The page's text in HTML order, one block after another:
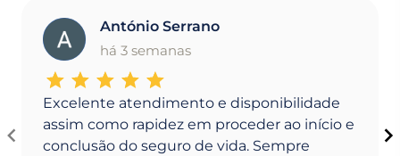
A
António Serrano
há 3 semanas
Excelente atendimento e disponibilidade
assim como rapidez em proceder ao início e
conclusão do seguro de vida. Sempre